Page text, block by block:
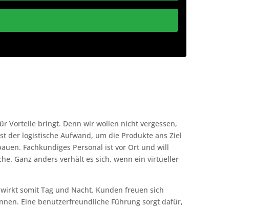
Vorteile bringt. Denn wir wollen nicht vergessen,
der logistische Aufwand, um die Produkte ans Ziel
Fachkundiges Personal ist vor Ort und will
Ganz anders verhält es sich, wenn ein virtueller
somit Tag und Nacht. Kunden freuen sich
Eine benutzerfreundliche Führung sorgt dafür,